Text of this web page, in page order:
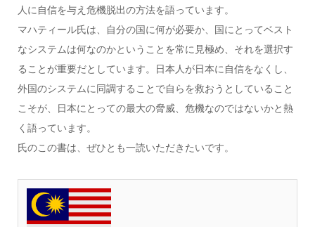
人に自信を与え危機脱出の方法を語っています。
マハティール氏は、自分の国に何が必要か、国にとってベスト
なシステムは何なのかということを常に見極め、それを選択す
ることが重要だとしています。日本人が日本に自信をなくし、
外国のシステムに同調することで自らを救おうとしていること
こそが、日本にとっての最大の脅威、危機なのではないかと熱
く語っています。
氏のこの書は、ぜひとも一読いただきたいです。